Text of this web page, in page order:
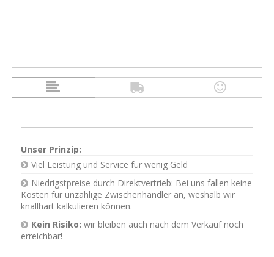
Unser Prinzip:
Viel Leistung und Service für wenig Geld
Niedrigstpreise durch Direktvertrieb: Bei uns fallen keine
Kosten für unzählige Zwischenhändler an, weshalb wir
knallhart kalkulieren können.
Kein Risiko: wir bleiben auch nach dem Verkauf noch
erreichbar!